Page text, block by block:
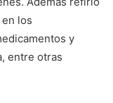
los
y
entre otras